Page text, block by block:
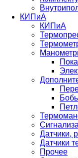
КИПиА
КИПиА
Датчики,
Датчики
Прочее